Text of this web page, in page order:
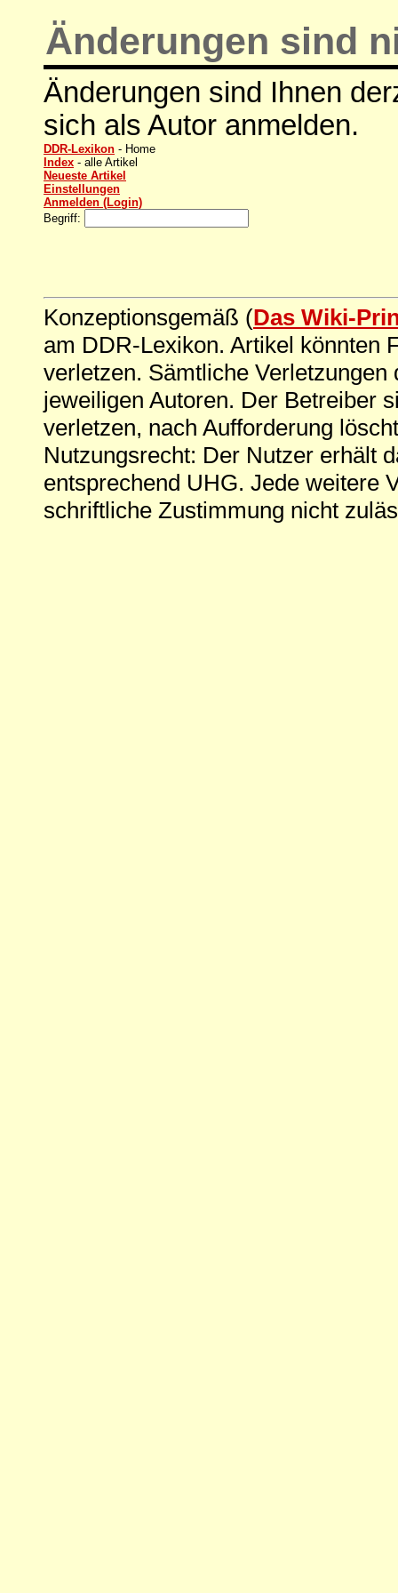
Änderungen sind
Änderungen sind Ihnen
sich als Autor anmelden.
DDR-Lexikon - Home
Index - alle Artikel
Neueste Artikel
Einstellungen
Anmelden (Login)
Begriff:
Konzeptionsgemäß (Das Wiki-
am DDR-Lexikon. Artikel könnten
verletzen. Sämtliche
jeweiligen Autoren. Der Betreiber
verletzen, nach Aufforderung
Nutzungsrecht: Der Nutzer erhält
entsprechend UHG. Jede weitere
schriftliche Zustimmung nicht